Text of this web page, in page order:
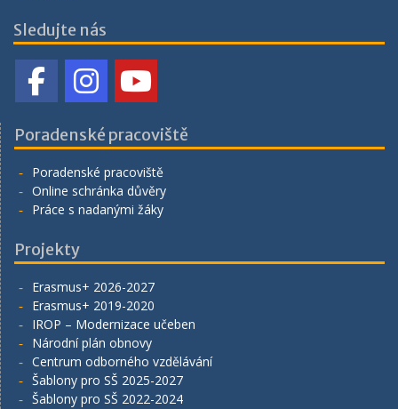
Sledujte nás
Poradenské pracoviště
Poradenské pracoviště
Online schránka důvěry
Práce s nadanými žáky
Projekty
Erasmus+ 2026-2027
Erasmus+ 2019-2020
IROP – Modernizace učeben
Národní plán obnovy
Centrum odborného vzdělávání
Šablony pro SŠ 2025-2027
Šablony pro SŠ 2022-2024